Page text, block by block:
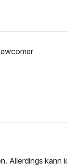
Allerdings kann